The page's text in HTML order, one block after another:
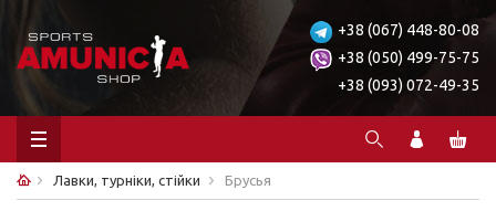
+38 (067) 448-80-08
+38 (050) 499-75-75
+38 (093) 072-49-35
Лавки, турніки, стійки Брусья